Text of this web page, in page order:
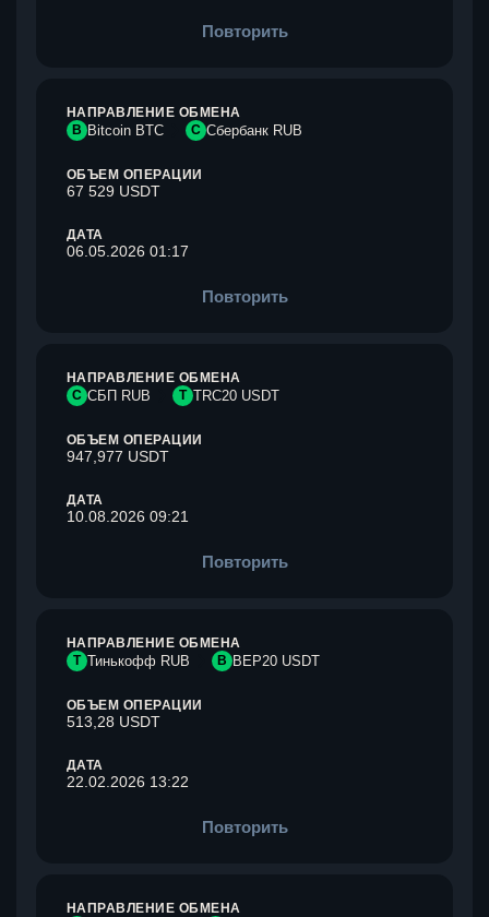
Повторить
НАПРАВЛЕНИЕ ОБМЕНА
B Bitcoin BTC С Сбербанк RUB
ОБЪЕМ ОПЕРАЦИИ
67 529 USDT
ДАТА
06.05.2026 01:17
Повторить
НАПРАВЛЕНИЕ ОБМЕНА
С СБП RUB T TRC20 USDT
ОБЪЕМ ОПЕРАЦИИ
947,977 USDT
ДАТА
10.08.2026 09:21
Повторить
НАПРАВЛЕНИЕ ОБМЕНА
Т Тинькофф RUB B BEP20 USDT
ОБЪЕМ ОПЕРАЦИИ
513,28 USDT
ДАТА
22.02.2026 13:22
Повторить
НАПРАВЛЕНИЕ ОБМЕНА